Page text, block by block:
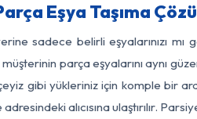
Eşya Taşıma
sadece belirli eşyalarınızı
parça eşyalarını aynı
gibi yükleriniz için komple bir
adresindeki alıcısına ulaştırılır.